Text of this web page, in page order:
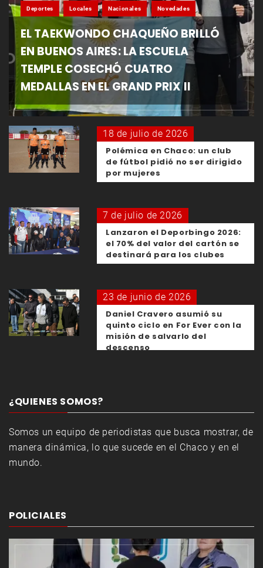
Deportes Locales Nacionales Novedades
EL TAEKWONDO CHAQUEÑO BRILLÓ
EN BUENOS AIRES: LA ESCUELA
TEMPLE COSECHÓ CUATRO
MEDALLAS EN EL GRAND PRIX II
18 de julio de 2026
Polémica en Chaco: un club
de fútbol pidió no ser dirigido
por mujeres
7 de julio de 2026
Lanzaron el Deporbingo 2026:
el 70% del valor del cartón se
destinará para los clubes
23 de junio de 2026
Daniel Cravero asumió su
quinto ciclo en For Ever con la
misión de salvarlo del
descenso
¿QUIENES SOMOS?
Somos un equipo de periodistas que busca mostrar, de
manera dinámica, lo que sucede en el Chaco y en el
mundo.
POLICIALES